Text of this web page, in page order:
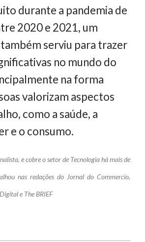
durante a pandemia de
2020 e 2021, um
serviu para trazer
no mundo do
na forma
valorizam aspectos
como a saúde, a
e o consumo.
e cobre o setor de Tecnologia há mais de
nas redações do Jornal do Commercio,
e The BRIEF